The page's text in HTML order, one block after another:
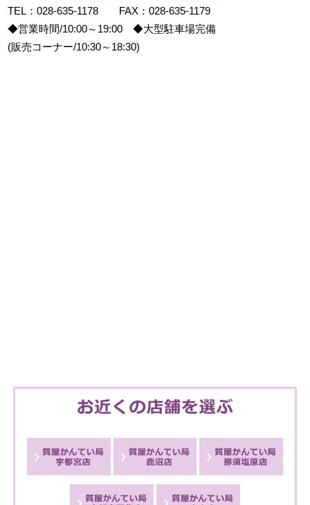
TEL：028-635-1178 FAX：028-635-1179
◆営業時間/10:00～19:00 ◆大型駐車場完備
(販売コーナー/10:30～18:30)